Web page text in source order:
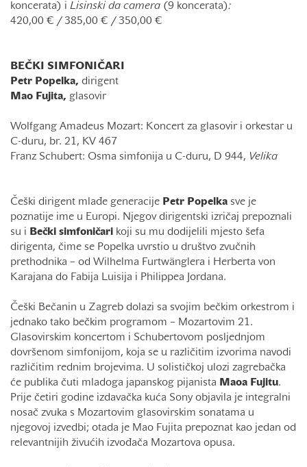
koncerata) i Lisinski da camera (9 koncerata):
420,00 € / 385,00 € / 350,00 €
BEČKI SIMFONIČARI
Petr Popelka, dirigent
Mao Fujita, glasovir
Wolfgang Amadeus Mozart: Koncert za glasovir i orkestar u
C-duru, br. 21, KV 467
Franz Schubert: Osma simfonija u C-duru, D 944, Velika
Češki dirigent mlađe generacije Petr Popelka sve je
poznatije ime u Europi. Njegov dirigentski izričaj prepoznali
su i
Bečki simfoničari koji su mu dodijelili mjesto šefa
dirigenta, čime se Popelka uvrstio u društvo zvučnih
prethodnika – od Wilhelma Furtwänglera i Herberta von
Karajana do Fabija Luisija i Philippea Jordana.
Češki Bečanin u Zagreb dolazi sa svojim bečkim orkestrom i
jednako tako bečkim programom – Mozartovim 21.
Glasovirskim koncertom i Schubertovom posljednjom
dovršenom simfonijom, koja se u različitim izvorima navodi
različitim rednim brojevima. U solističkoj ulozi zagrebačka
će publika čuti mladoga japanskog pijanista
Maoa Fujitu.
Prije četiri godine izdavačka kuća Sony objavila je integralni
nosač zvuka s Mozartovim glasovirskim sonatama u
njegovoj izvedbi; otada je Mao Fujita prepoznat kao jedan od
relevantnijih živućih izvođača Mozartova opusa.